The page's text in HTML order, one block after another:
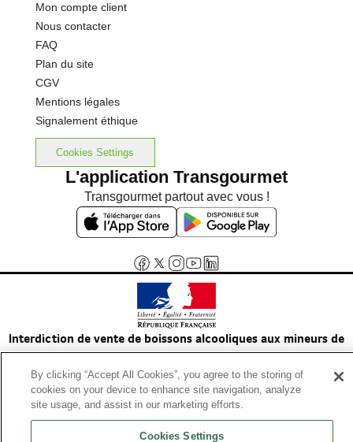
Mon compte client
Nous contacter
FAQ
Plan du site
CGV
Mentions légales
Signalement éthique
Cookies Settings
L'application Transgourmet
Transgourmet partout avec vous !
Interdiction de vente de boissons alcooliques aux mineurs de
moins de 18 ans
La preuve de majorité de l'acheteur est exigée au moment de la vente
en ligne.
Code de la santé publique, Aar.l.3342-1 et l.3353-3
By clicking “Accept All Cookies”, you agree to the storing of
cookies on your device to enhance site navigation, analyze
site usage, and assist in our marketing efforts.
Cookies Settings